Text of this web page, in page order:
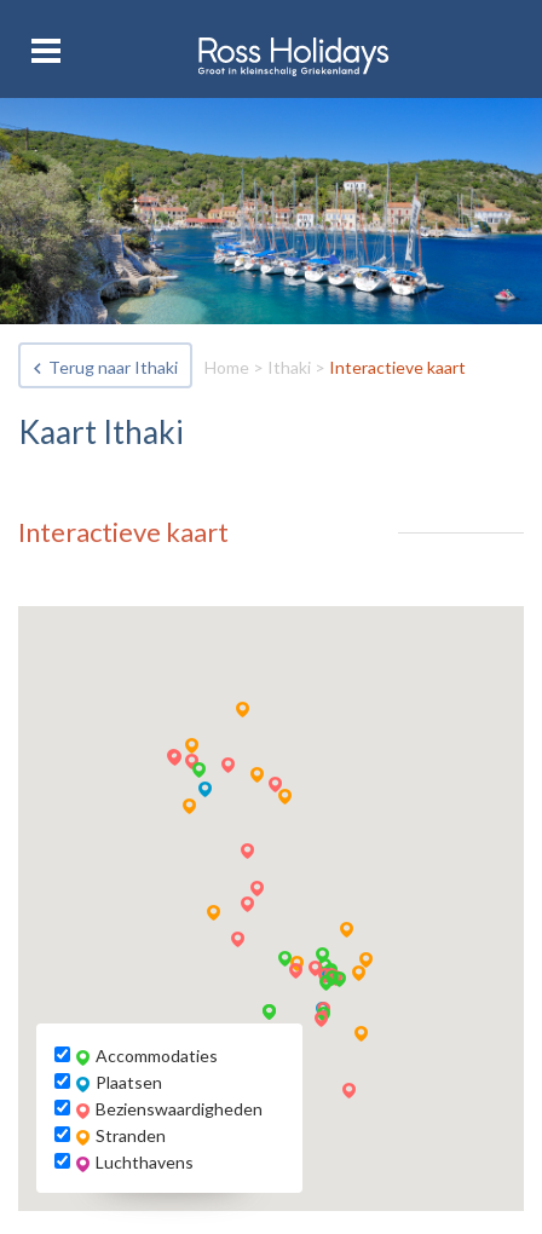
Terug naar Ithaki Home > Ithaki > Interactieve kaart
Kaart Ithaki
Interactieve kaart
Accommodaties
Plaatsen
Bezienswaardigheden
Stranden
Luchthavens